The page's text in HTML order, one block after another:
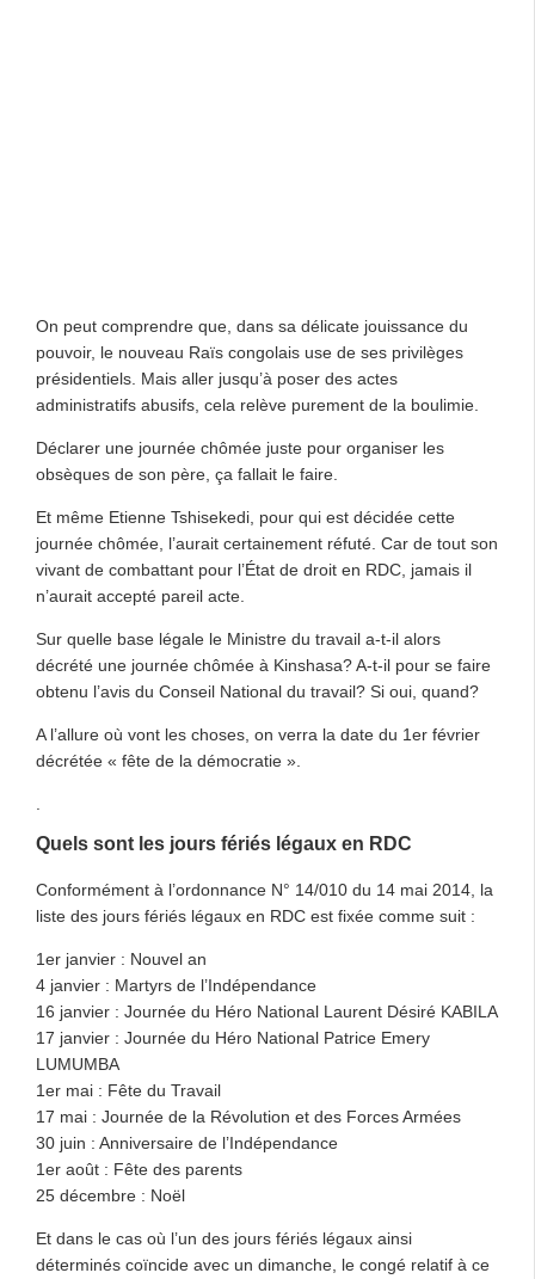
On peut comprendre que, dans sa délicate jouissance du
pouvoir, le nouveau Raïs congolais use de ses privilèges
présidentiels. Mais aller jusqu’à poser des actes
administratifs abusifs, cela relève purement de la boulimie.
Déclarer une journée chômée juste pour organiser les
obsèques de son père, ça fallait le faire.
Et même Etienne Tshisekedi, pour qui est décidée cette
journée chômée, l’aurait certainement réfuté. Car de tout son
vivant de combattant pour l’État de droit en RDC, jamais il
n’aurait accepté pareil acte.
Sur quelle base légale le Ministre du travail a-t-il alors
décrété une journée chômée à Kinshasa? A-t-il pour se faire
obtenu l’avis du Conseil National du travail? Si oui, quand?
A l’allure où vont les choses, on verra la date du 1er février
décrétée « fête de la démocratie ».
Quels sont les jours fériés légaux en RDC
Conformément à l’ordonnance N° 14/010 du 14 mai 2014, la
liste des jours fériés légaux en RDC est fixée comme suit :
1er janvier : Nouvel an
4 janvier : Martyrs de l’Indépendance
16 janvier : Journée du Héro National Laurent Désiré KABILA
17 janvier : Journée du Héro National Patrice Emery
LUMUMBA
1er mai : Fête du Travail
17 mai : Journée de la Révolution et des Forces Armées
30 juin : Anniversaire de l’Indépendance
1er août : Fête des parents
25 décembre : Noël
Et dans le cas où l’un des jours fériés légaux ainsi
déterminés coïncide avec un dimanche, le congé relatif à ce